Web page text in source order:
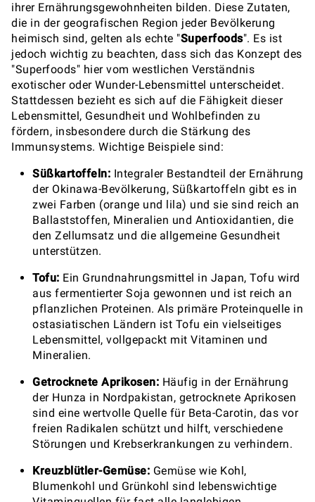
ihrer Ernährungsgewohnheiten bilden. Diese Zutaten,
die in der geografischen Region jeder Bevölkerung
heimisch sind, gelten als echte "Superfoods". Es ist
jedoch wichtig zu beachten, dass sich das Konzept des
"Superfoods" hier vom westlichen Verständnis
exotischer oder Wunder-Lebensmittel unterscheidet.
Stattdessen bezieht es sich auf die Fähigkeit dieser
Lebensmittel, Gesundheit und Wohlbefinden zu
fördern, insbesondere durch die Stärkung des
Immunsystems. Wichtige Beispiele sind:
Süßkartoffeln: Integraler Bestandteil der Ernährung
der Okinawa-Bevölkerung, Süßkartoffeln gibt es in
zwei Farben (orange und lila) und sie sind reich an
Ballaststoffen, Mineralien und Antioxidantien, die
den Zellumsatz und die allgemeine Gesundheit
unterstützen.
Tofu: Ein Grundnahrungsmittel in Japan, Tofu wird
aus fermentierter Soja gewonnen und ist reich an
pflanzlichen Proteinen. Als primäre Proteinquelle in
ostasiatischen Ländern ist Tofu ein vielseitiges
Lebensmittel, vollgepackt mit Vitaminen und
Mineralien.
Getrocknete Aprikosen: Häufig in der Ernährung
der Hunza in Nordpakistan, getrocknete Aprikosen
sind eine wertvolle Quelle für Beta-Carotin, das vor
freien Radikalen schützt und hilft, verschiedene
Störungen und Krebserkrankungen zu verhindern.
Kreuzblütler-Gemüse: Gemüse wie Kohl,
Blumenkohl und Grünkohl sind lebenswichtige